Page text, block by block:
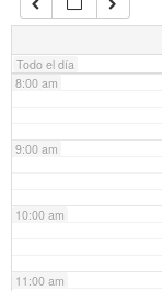
Todo el día
7:00 am
8:00 am
9:00 am
10:00 am
11:00 am